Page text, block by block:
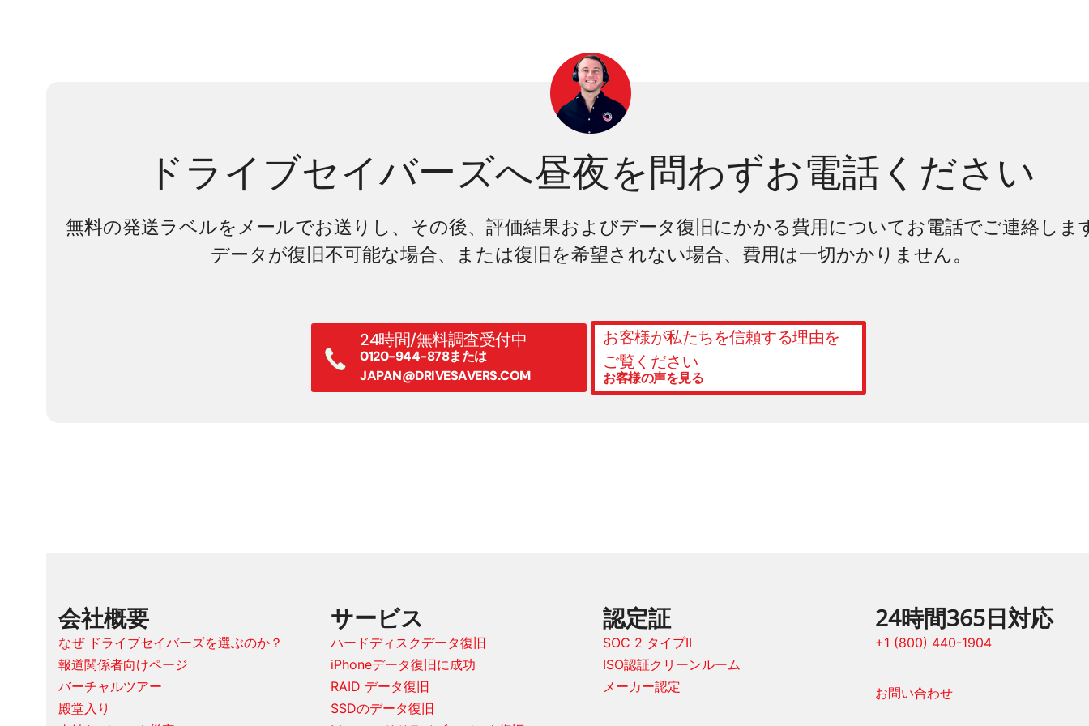
ドライブセイバーズへ昼夜を問わずお電話ください
無料の発送ラベルをメールでお送りし、その後、評価結果およびデータ復旧にかかる費用についてお電話でご連絡しま
データが復旧不可能な場合、または復旧を希望されない場合、費用は一切かかりません。
24時間/無料調査受付中
0120-944-878または
JAPAN@DRIVESAVERS.COM
お客様が私たちを信頼する理由を
ご覧ください
お客様の声を見る
会社概要
なぜ ドライブセイバーズを選ぶのか？
報道関係者向けページ
バーチャルツアー
殿堂入り
サービス
ハードディスクデータ復旧
iPhoneデータ復旧に成功
RAID データ復旧
SSDのデータ復旧
認定証
SOC 2 タイプII
ISO認証クリーンルーム
メーカー認定
24時間365日対応
+1 (800) 440-1904
お問い合わせ